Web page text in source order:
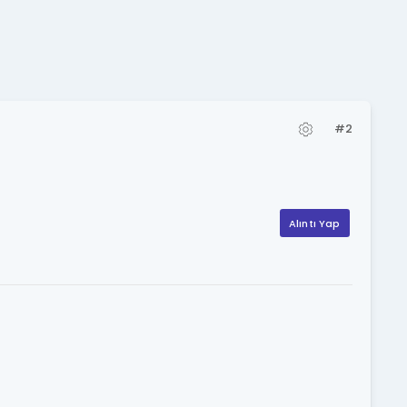
#2
Alıntı Yap